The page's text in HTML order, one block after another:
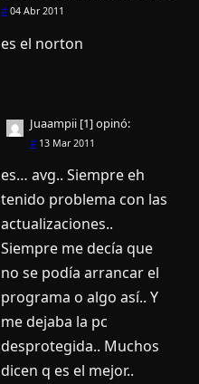
#04 Abr 2011
es el norton
Juaampii [1]opinó:
#13 Mar 2011
es… avg.. Siempre eh
tenido problema con las
actualizaciones..
Siempre me decí­a que
no se podí­a arrancar el
programa o algo así­.. Y
me dejaba la pc
desprotegida.. Muchos
dicen q es el mejor..